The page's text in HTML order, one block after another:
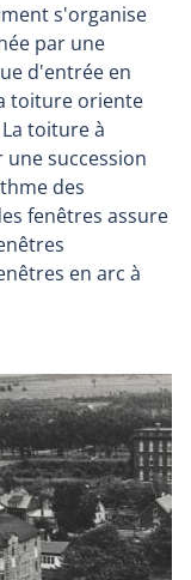
s'organise
par une
d'entrée en
toiture oriente
toiture à
succession
des
fenêtres assure
en arc à